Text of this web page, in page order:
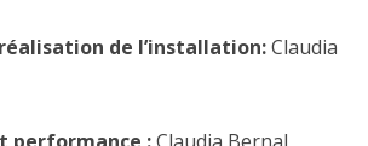
de l’installation:Claudia